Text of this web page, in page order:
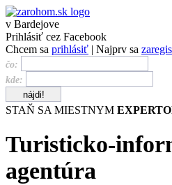
v Bardejove
Prihlásiť cez Facebook
Chcem sa prihlásiť | Najprv sa
čo:
kde:
STAŇ SA MIESTNYM
Turisticko-
agentúra